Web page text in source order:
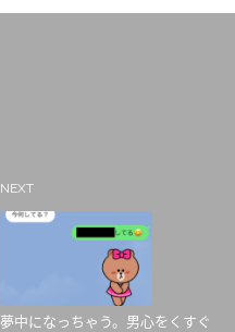
NEXT
夢中になっちゃう。男心をくすぐ